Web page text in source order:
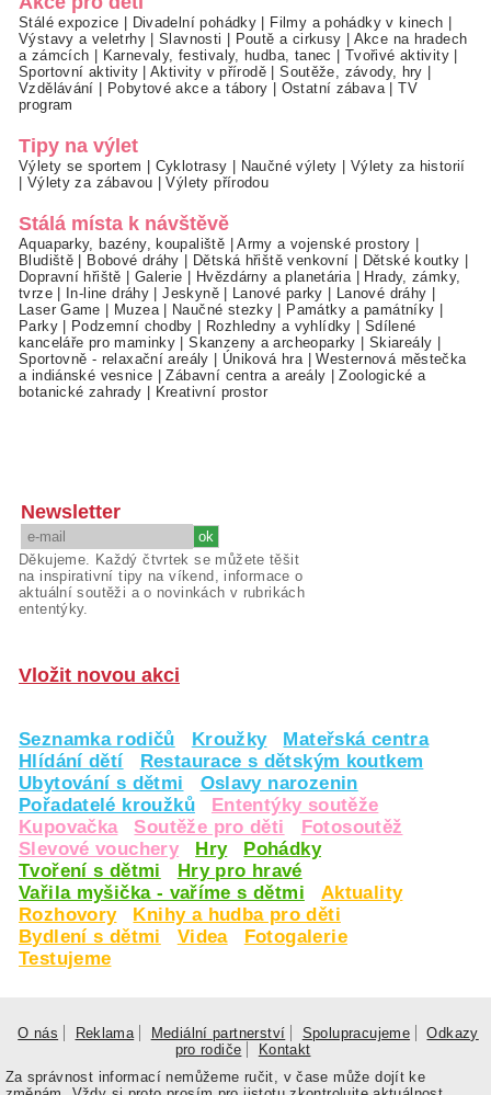
Stálé expozice | Divadelní pohádky | Filmy a pohádky v kinech |
Výstavy a veletrhy|Slavnosti | Poutě a cirkusy | Akce na hradech
a zámcích | Karnevaly, festivaly, hudba, tanec | Tvořivé aktivity |
Sportovní aktivity|Aktivity v přírodě |Soutěže, závody, hry |
Vzdělávání | Pobytové akce a tábory | Ostatní zábava |TV
program
Tipy na výlet
Výlety se sportem | Cyklotrasy | Naučné výlety | Výlety za historií
| Výlety za zábavou |Výlety přírodou
Stálá místa k návštěvě
Aquaparky, bazény, koupaliště |Army a vojenské prostory |
Bludiště | Bobové dráhy | Dětská hřiště venkovní | Dětské koutky |
Dopravní hřiště | Galerie | Hvězdárny a planetária | Hrady, zámky,
tvrze| In-line dráhy |Jeskyně| Lanové parky | Lanové dráhy |
Laser Game | Muzea| Naučné stezky | Památky a památníky |
Parky| Podzemní chodby | Rozhledny a vyhlídky | Sdílené
kanceláře pro maminky |Skanzeny a archeoparky | Skiareály |
Sportovně - relaxační areály | Úniková hra |Westernová městečka
a indiánské vesnice |Zábavní centra a areály |Zoologické a
botanické zahrady | Kreativní prostor
Newsletter
Děkujeme. Každý čtvrtek se můžete těšit
na inspirativní tipy na víkend, informace o
aktuální soutěži a o novinkách v rubrikách
ententýky.
Vložit novou akci
Seznamka rodičů Kroužky
Mateřská centra
Hlídání dětí
Restaurace s dětským koutkem
Ubytování s dětmi
Oslavy narozenin
Pořadatelé kroužků
Ententýky soutěže
Kupovačka
Soutěže pro děti
Fotosoutěž
Slevové vouchery
Hry
Pohádky
Tvoření s dětmi
Hry pro hravé
Vařila myšička - vaříme s dětmi
Aktuality
Rozhovory
Knihy a hudba pro děti
Bydlení s dětmi
Videa
Fotogalerie
Testujeme
O nás Reklama Mediální partnerství Spolupracujeme
Odkazy
pro rodiče
Kontakt
Za správnost informací nemůžeme ručit, v čase může dojít ke